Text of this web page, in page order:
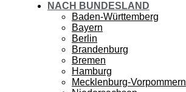
NACH BUNDESLAND
Baden-Württemberg
Bayern
Berlin
Brandenburg
Bremen
Hamburg
Mecklenburg-Vorpommern